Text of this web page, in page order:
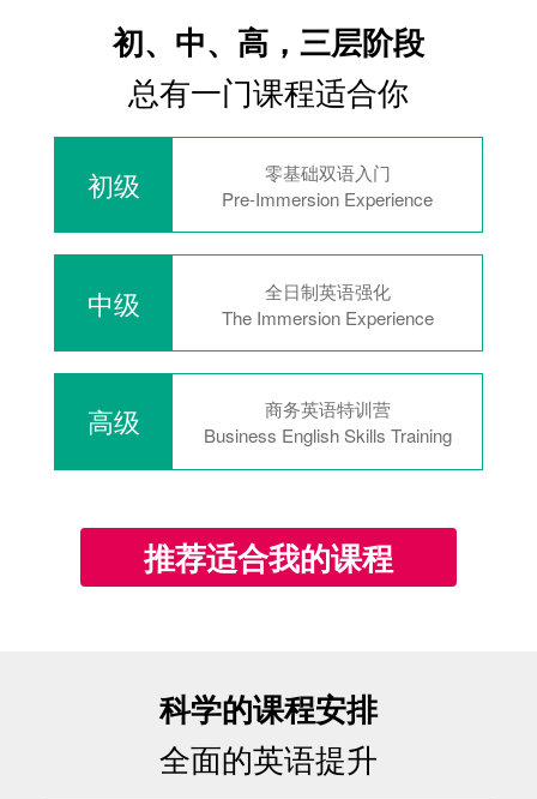
初、中、高，三层阶段
总有一门课程适合你
初级
零基础双语入门
Pre-Immersion Experience
中级
全日制英语强化
The Immersion Experience
高级
商务英语特训营
Business English Skills Training
推荐适合我的课程
科学的课程安排
全面的英语提升